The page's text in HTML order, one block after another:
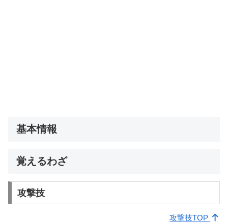
基本情報
覚えるわざ
攻撃技
攻撃技TOP